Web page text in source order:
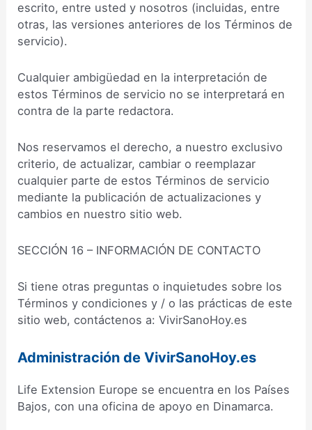
escrito, entre usted y nosotros (incluidas, entre
otras, las versiones anteriores de los Términos de
servicio).
Cualquier ambigüedad en la interpretación de
estos Términos de servicio no se interpretará en
contra de la parte redactora.
Nos reservamos el derecho, a nuestro exclusivo
criterio, de actualizar, cambiar o reemplazar
cualquier parte de estos Términos de servicio
mediante la publicación de actualizaciones y
cambios en nuestro sitio web.
SECCIÓN 16 – INFORMACIÓN DE CONTACTO
Si tiene otras preguntas o inquietudes sobre los
Términos y condiciones y / o las prácticas de este
sitio web, contáctenos a: VivirSanoHoy.es
Administración de VivirSanoHoy.es
Life Extension Europe se encuentra en los Países
Bajos, con una oficina de apoyo en Dinamarca.